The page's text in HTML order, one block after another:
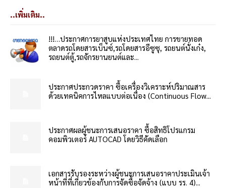
..เพิ่มเติม..
!!!…ประกาศการยาสูบแห่งประเทศไทย การขายทอด
ตลาดรถโดยสารเบ็นซ์,รถโดยสารอีซูซุ, รถยนต์นั่งเก๋ง,
รถยนต์ตู้,รถจักรยานยนต์และ...
ประกาศประกวดราคา ซื้อเครื่องวิเคราะห์ปริมาณสาร
ด้วยเทคนิคการไหลแบบต่อเนื่อง (Continuous Flow...
ประกาศผลผู้ชนะการเสนอราคา ซื้อสิทธิโปรแกรม
คอมพิวเตอร์ AUTOCAD โดยวิธีคัดเลือก
เอกสารรับรองระหว่างผู้ชนะการเสนอราคาประเมินเจ้า
หน้าที่ที่เกี่ยวข้องกับการจัดซื้อจัดจ้าง (แบบ รร. 4)...